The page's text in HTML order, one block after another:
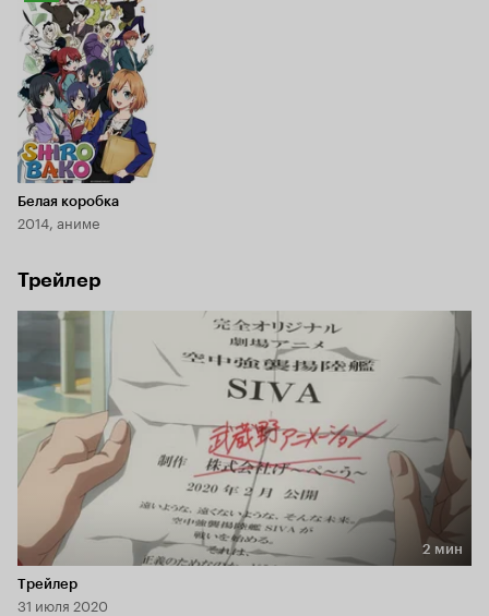
Кинопоиска
7.4
Белая коробка
2014, аниме
Трейлер
Длительность 2 мин
2 мин
Трейлер
31 июля 2020